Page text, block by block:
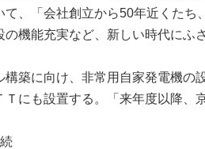
、「会社創立から50年近くたち
の機能充実など、新しい時代にふ
築に向け、非常用自家発電機の
Ｔにも設置する。「来年度以降、